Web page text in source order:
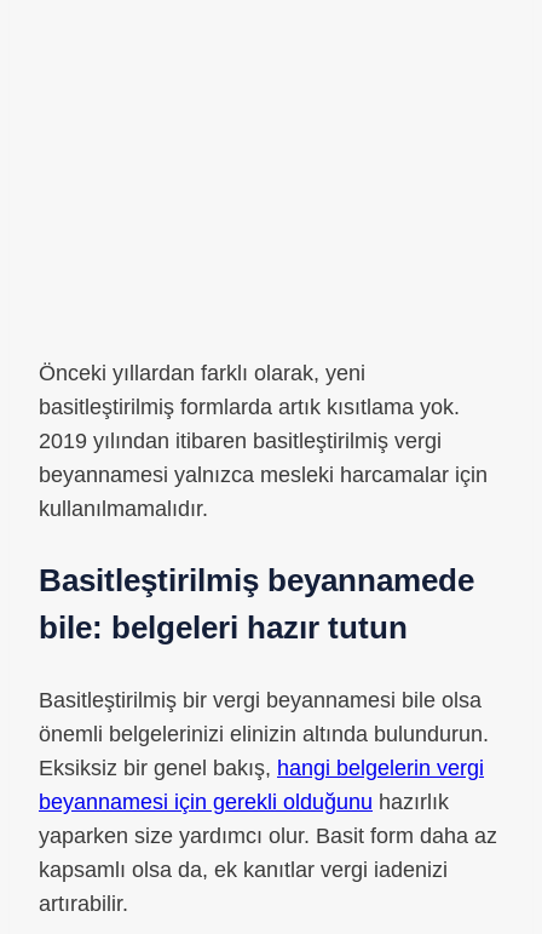
Önceki yıllardan farklı olarak, yeni
basitleştirilmiş formlarda artık kısıtlama yok.
2019 yılından itibaren basitleştirilmiş vergi
beyannamesi yalnızca mesleki harcamalar için
kullanılmamalıdır.
Basitleştirilmiş beyannamede
bile: belgeleri hazır tutun
Basitleştirilmiş bir vergi beyannamesi bile olsa
önemli belgelerinizi elinizin altında bulundurun.
Eksiksiz bir genel bakış, hangi belgelerin vergi
beyannamesi için gerekli olduğunu hazırlık
yaparken size yardımcı olur. Basit form daha az
kapsamlı olsa da, ek kanıtlar vergi iadenizi
artırabilir.